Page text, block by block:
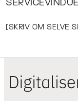
[SKRIV OM SELVE